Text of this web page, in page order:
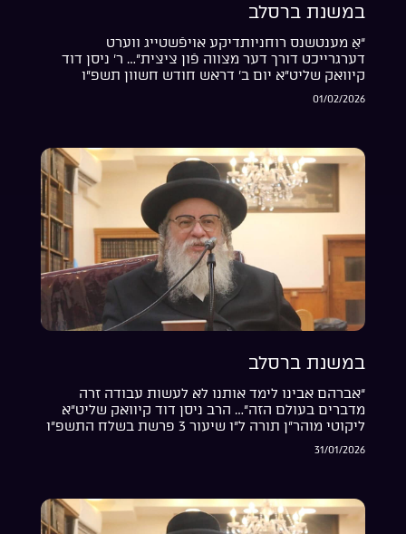
במשנת ברסלב
“אַ מענטשנס רוחניותדיקע אויפֿשטייג ווערט
דערגרייכט דורך דער מצווה פֿון ציצית”… ר’ ניסן דוד
קיוואק שליט”א יום ב’ דראש חודש חשוון תשפ”ו
01/02/2026
במשנת ברסלב
“אברהם אבינו לימד אותנו לא לעשות עבודה זרה
מדברים בעולם הזה”… הרב ניסן דוד קיוואק שליט”א
ליקוטי מוהר”ן תורה ל”ו שיעור 3 פרשת בשלח התשפ”ו
31/01/2026